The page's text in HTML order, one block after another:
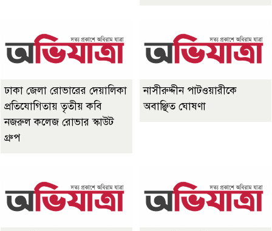
ঢাকা জেলা রোভারের দেয়ালিকা
প্রতিযোগিতায় তৃতীয় কবি
নজরুল কলেজ রোভার স্কাউট
গ্রুপ
নাসীরুদ্দীন পাটওয়ারীকে
অবাঞ্ছিত ঘোষণা